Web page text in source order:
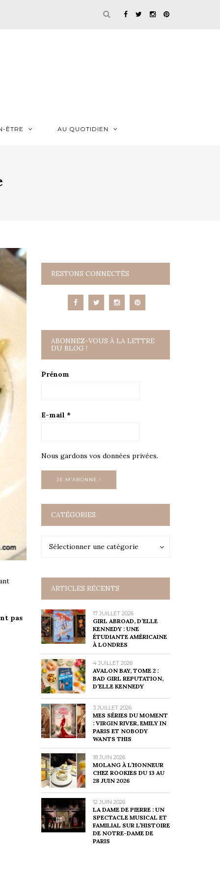
ÊTRE AU QUOTIDIEN
pas
RESTONS CONNECTÉS
ABONNEZ-VOUS À LA LETTRE
DU BLOG !
Prénom
E-mail *
Nous gardons vos données privées.
CATÉGORIES
Sélectionner une catégorie
Catégories
ARTICLES RÉCENTS
17 JUILLET 2026
GIRL ABROAD, D’ELLE
KENNEDY : UNE
ÉTUDIANTE AMÉRICAINE
À LONDRES
4 JUILLET 2026
AVALON BAY, TOME 2 :
BAD GIRL REPUTATION,
D’ELLE KENNEDY
3 JUILLET 2026
MES SÉRIES DU MOMENT
: VIRGIN RIVER, EMILY IN
PARIS ET NOBODY
WANTS THIS
18 JUIN 2026
MOLANG À L’HONNEUR
CHEZ ROOKIES DU 13 AU
28 JUIN 2026
12 JUIN 2026
LA DAME DE PIERRE : UN
SPECTACLE MUSICAL ET
FAMILIAL SUR L’HISTOIRE
DE NOTRE-DAME DE
PARIS